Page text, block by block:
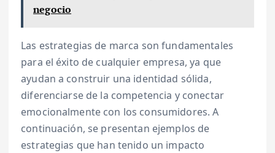
negocio
Las estrategias de marca son fundamentales
para el éxito de cualquier empresa, ya que
ayudan a construir una identidad sólida,
diferenciarse de la competencia y conectar
emocionalmente con los consumidores. A
continuación, se presentan ejemplos de
estrategias que han tenido un impacto